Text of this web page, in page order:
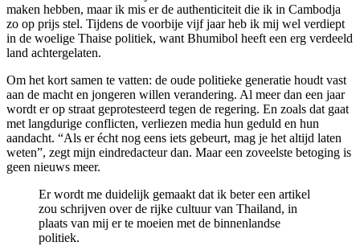
maken hebben, maar ik mis er de authenticiteit die ik in Cambodja
zo op prijs stel. Tijdens de voorbije vijf jaar heb ik mij wel verdiept
in de woelige Thaise politiek, want Bhumibol heeft een erg verdeeld
land achtergelaten.
Om het kort samen te vatten: de oude politieke generatie houdt vast
aan de macht en jongeren willen verandering. Al meer dan een jaar
wordt er op straat geprotesteerd tegen de regering. En zoals dat gaat
met langdurige conflicten, verliezen media hun geduld en hun
aandacht. “Als er écht nog eens iets gebeurt, mag je het altijd laten
weten”, zegt mijn eindredacteur dan. Maar een zoveelste betoging is
geen nieuws meer.
Er wordt me duidelijk gemaakt dat ik beter een artikel
zou schrijven over de rijke cultuur van Thailand, in
plaats van mij er te moeien met de binnenlandse
politiek.